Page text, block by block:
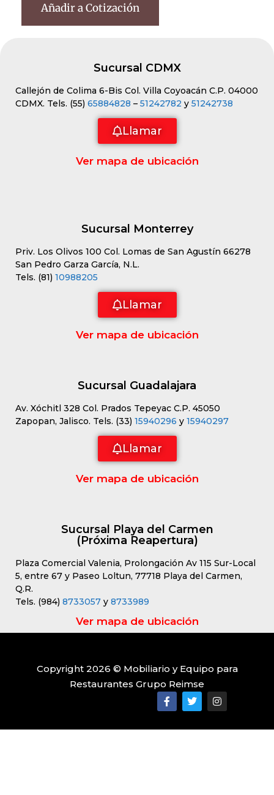
Añadir a Cotización
Sucursal CDMX
Callejón de Colima 6-Bis Col. Villa Coyoacán C.P. 04000
CDMX. Tels. (55) 65884828 – 51242782 y 51242738
Llamar
Ver mapa de ubicación
Sucursal Monterrey
Priv. Los Olivos 100 Col. Lomas de San Agustín 66278
San Pedro Garza García, N.L.
Tels. (81) 10988205
Llamar
Ver mapa de ubicación
Sucursal Guadalajara
Av. Xóchitl 328 Col. Prados Tepeyac C.P. 45050
Zapopan, Jalisco. Tels. (33) 15940296 y 15940297
Llamar
Ver mapa de ubicación
Sucursal Playa del Carmen
(Próxima Reapertura)
Plaza Comercial Valenia, Prolongación Av 115 Sur-Local
5, entre 67 y Paseo Loltun, 77718 Playa del Carmen,
Q.R.
Tels. (984) 8733057 y 8733989
Ver mapa de ubicación
Copyright 2026 © Mobiliario y Equipo para
Restaurantes Grupo Reimse